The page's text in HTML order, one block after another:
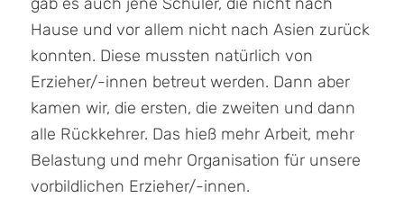
Hause und vor allem nicht nach Asien zurück
konnten. Diese mussten natürlich von
Erzieher/-innen betreut werden. Dann aber
kamen wir, die ersten, die zweiten und dann
alle Rückkehrer. Das hieß mehr Arbeit, mehr
Belastung und mehr Organisation für unsere
vorbildlichen Erzieher/-innen.